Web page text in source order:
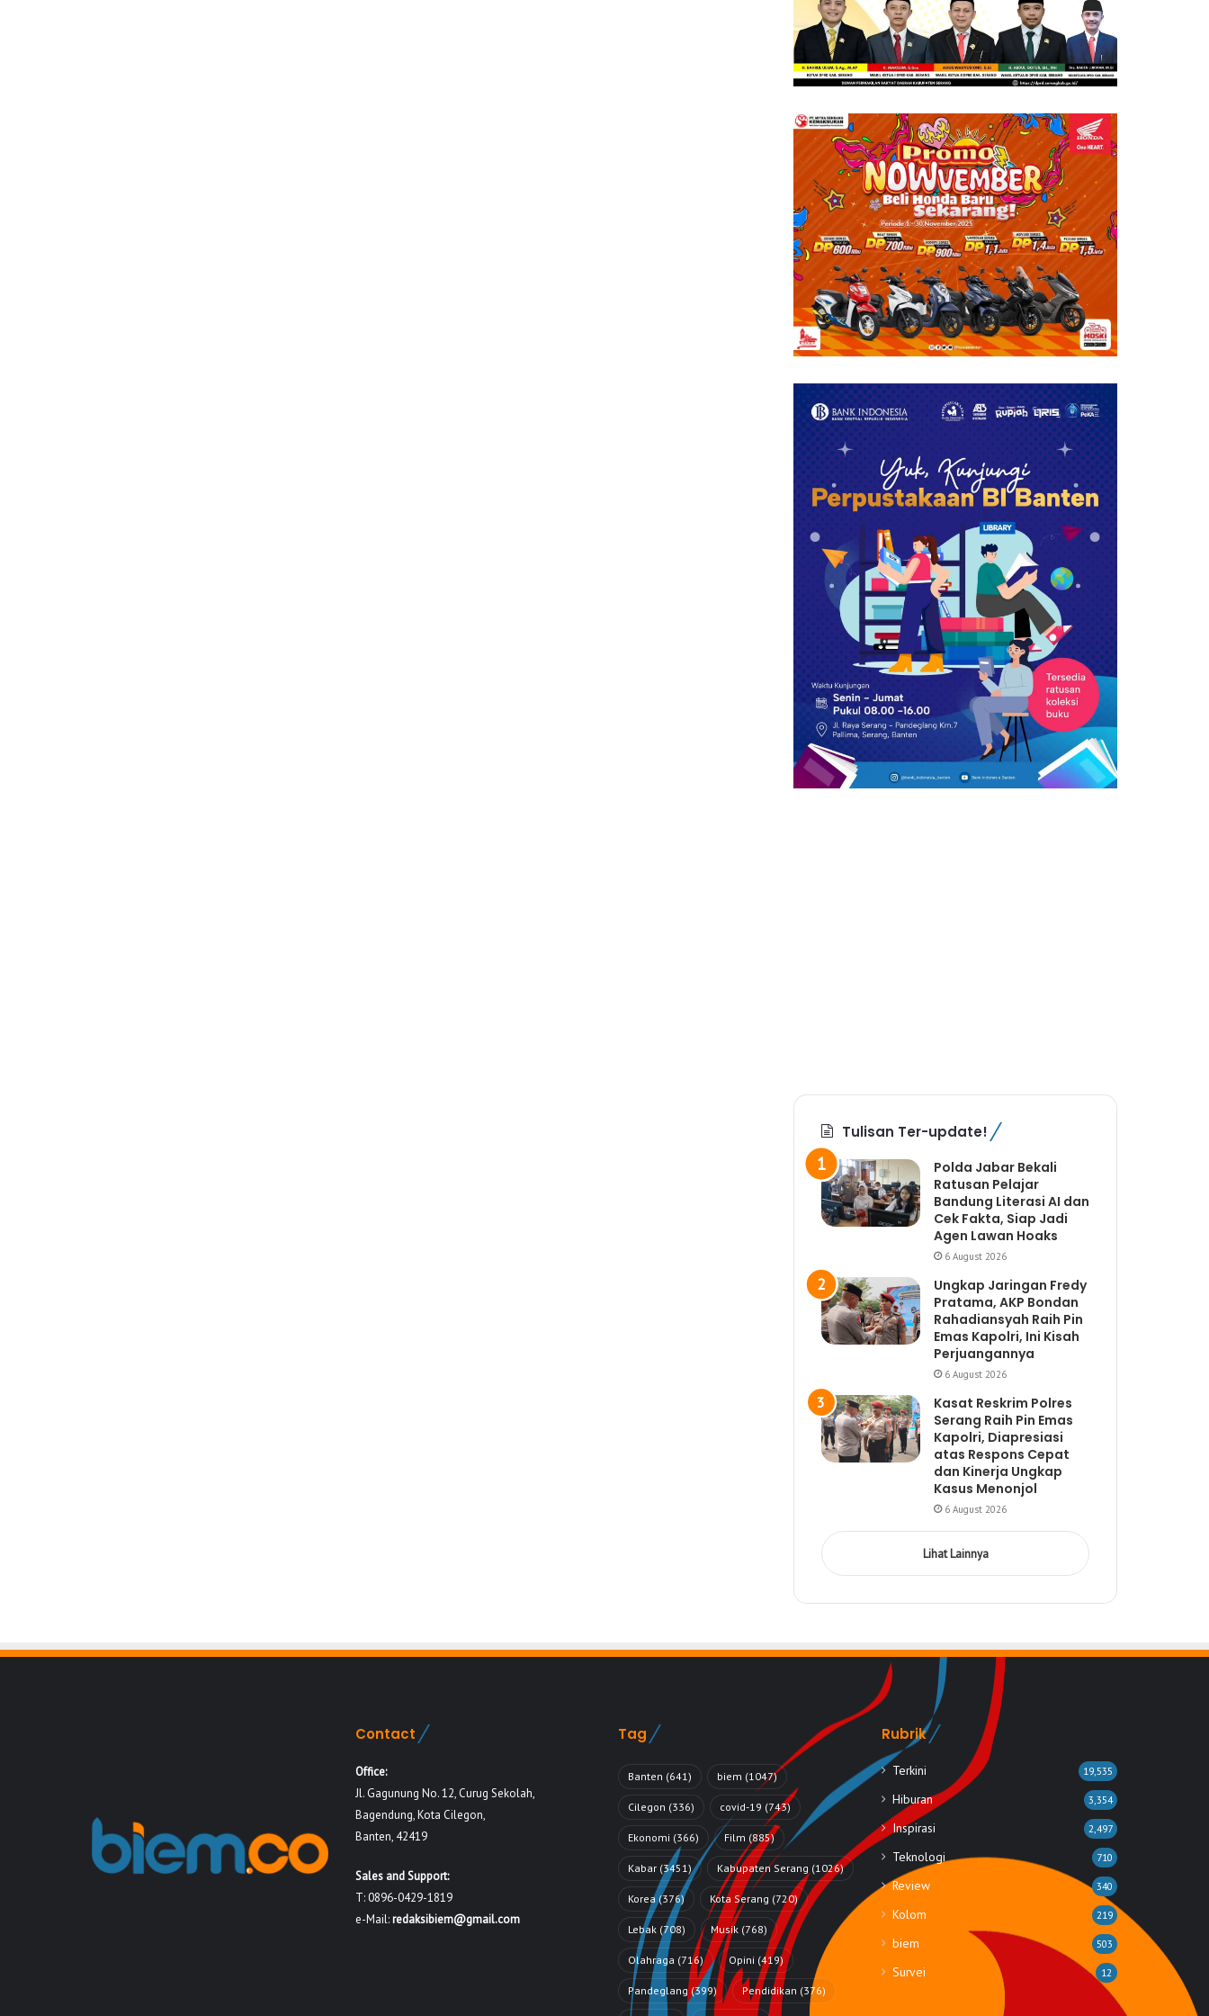
Tulisan Ter-update!
Polda Jabar Bekali
Ratusan Pelajar
Bandung Literasi AI dan
Cek Fakta, Siap Jadi
Agen Lawan Hoaks
6 August 2026
Ungkap Jaringan Fredy
Pratama, AKP Bondan
Rahadiansyah Raih Pin
Emas Kapolri, Ini Kisah
Perjuangannya
6 August 2026
Kasat Reskrim Polres
Serang Raih Pin Emas
Kapolri, Diapresiasi
atas Respons Cepat
dan Kinerja Ungkap
Kasus Menonjol
6 August 2026
Lihat Lainnya
Contact
Office:
Jl. Gagunung No. 12, Curug Sekolah,
Bagendung, Kota Cilegon,
Banten, 42419
Sales and Support:
T: 0896-0429-1819
e-Mail:redaksibiem@gmail.com
Tag
Banten (641) biem (1047)
Cilegon (336) covid-19 (743)
Ekonomi (366) Film (885)
Kabar (3451) Kabupaten Serang (1026)
Korea (376) Kota Serang (720)
Lebak (708) Musik (768)
Olahraga (716) Opini (419)
Pandeglang(399) Pendidikan (376)
Rubrik
Terkini 19,535
Hiburan 3,354
Inspirasi 2,497
Teknologi 710
Review 340
Kolom 219
biem 503
Survei 12